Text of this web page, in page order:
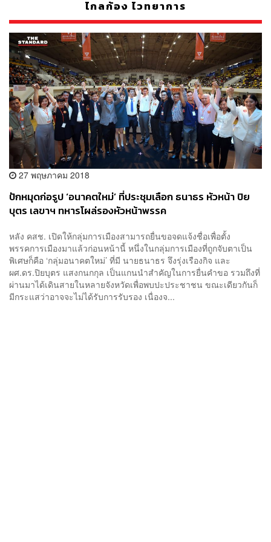
ไกลก้อง ไวทยาการ
27 พฤษภาคม 2018
ปักหมุดก่อรูป ‘อนาคตใหม่’ ที่ประชุมเลือก ธนาธร หัวหน้า ปิย
บุตร เลขาฯ ทหารโผล่รองหัวหน้าพรรค
หลัง คสช. เปิดให้กลุ่มการเมืองสามารถยื่นขอจดแจ้งชื่อเพื่อตั้ง
พรรคการเมืองมาแล้วก่อนหน้านี้ หนึ่งในกลุ่มการเมืองที่ถูกจับตาเป็น
พิเศษก็คือ ‘กลุ่มอนาคตใหม่’ ที่มี นายธนาธร จึงรุ่งเรืองกิจ และ
ผศ.ดร.ปิยบุตร แสงกนกกุล เป็นแกนนำสำคัญในการยื่นคำขอ รวมถึงที่
ผ่านมาได้เดินสายในหลายจังหวัดเพื่อพบปะประชาชน ขณะเดียวกันก็
มีกระแสว่าอาจจะไม่ได้รับการรับรอง เนื่องจ...